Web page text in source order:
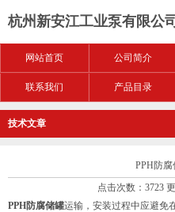
杭州新安江工业泵有限公司
网站首页 公司简介
联系我们 产品目录
技术文章
PPH防
点击次数：3723
PPH防腐储罐运输，安装过程中应避免